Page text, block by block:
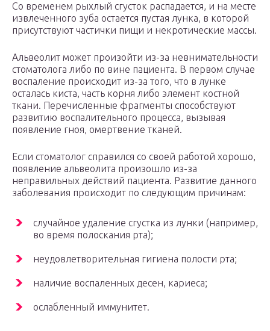
Со временем рыхлый сгусток распадается, и на месте
извлеченного зуба остается пустая лунка, в которой
присутствуют частички пищи и некротические массы.
Альвеолит может произойти из-за невнимательности
стоматолога либо по вине пациента. В первом случае
воспаление происходит из-за того, что в лунке
осталась киста, часть корня либо элемент костной
ткани. Перечисленные фрагменты способствуют
развитию воспалительного процесса, вызывая
появление гноя, омертвение тканей.
Если стоматолог справился со своей работой хорошо,
появление альвеолита произошло из-за
неправильных действий пациента. Развитие данного
заболевания происходит по следующим причинам:
случайное удаление сгустка из лунки (например,
во время полоскания рта);
неудовлетворительная гигиена полости рта;
наличие воспаленных десен, кариеса;
ослабленный иммунитет.